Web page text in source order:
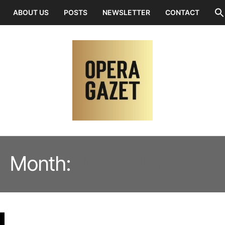
ABOUT US POSTS NEWSLETTER CONTACT
Month: